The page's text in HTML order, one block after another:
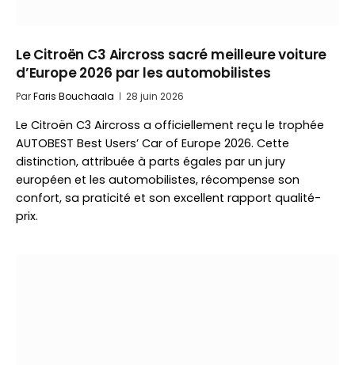
Le Citroën C3 Aircross sacré meilleure voiture
d’Europe 2026 par les automobilistes
ParFaris Bouchaala 28 juin 2026
Le Citroën C3 Aircross a officiellement reçu le trophée
AUTOBEST Best Users’ Car of Europe 2026. Cette
distinction, attribuée à parts égales par un jury
européen et les automobilistes, récompense son
confort, sa praticité et son excellent rapport qualité-
prix.